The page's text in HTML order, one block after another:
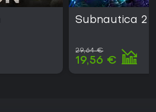
Subnautica 2
29,64 €
19,56 €